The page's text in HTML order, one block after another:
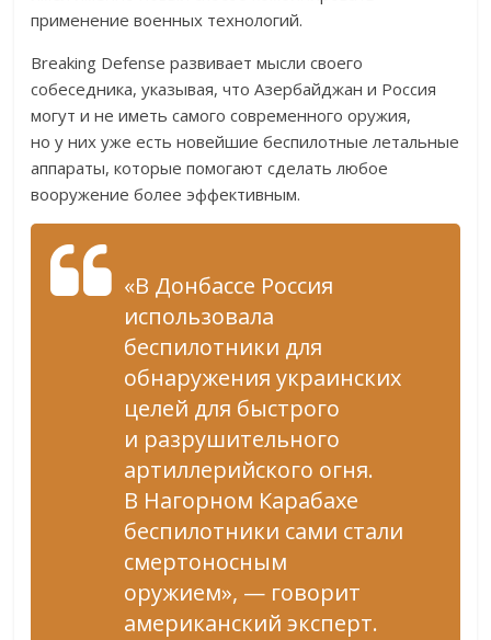
применение военных технологий.
Breaking Defense развивает мысли своего
собеседника, указывая, что Азербайджан и Россия
могут и не иметь самого современного оружия,
но у них уже есть новейшие беспилотные летальные
аппараты, которые помогают сделать любое
вооружение более эффективным.
«В Донбассе Россия
использовала
беспилотники для
обнаружения украинских
целей для быстрого
и разрушительного
артиллерийского огня.
В Нагорном Карабахе
беспилотники сами стали
смертоносным
оружием», — говорит
американский эксперт.